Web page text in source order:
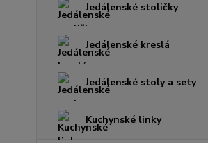
Jedálenské stoličky
Jedálenské kreslá
Jedálenské stoly a sety
Kuchynské linky